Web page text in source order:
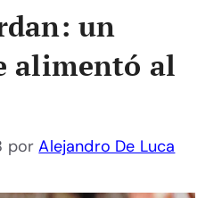
un
alimentó al
porAlejandro De Luca